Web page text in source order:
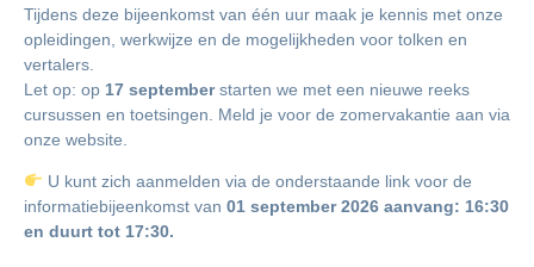
Aangezien Berber (Tarifit) zelden als
geschreven taal wordt gebruikt, wordt het
tolkonderdeel à vue van Berber (Tarifit) naar
het Nederlands niet getoetst. Het à vue
onderdeel van Nederlands naar Tarifit wordt
wel afgenomen samen met andere
toetsonderdelen (consecutief in beide
Tijdens deze bijeenkomst van één uur maak je kennis met onze
opleidingen, werkwijze en de mogelijkheden voor tolken en
vertalers.
Let op: op 17 septemberstarten we met een nieuwe reeks
cursussen en toetsingen. Meld je voor de zomervakantie aan via
onze website.
U kunt zich aanmelden via de onderstaande link voor de
informatiebijeenkomst van 01 september 2026 aanvang: 16:30
en duurt tot 17:30.